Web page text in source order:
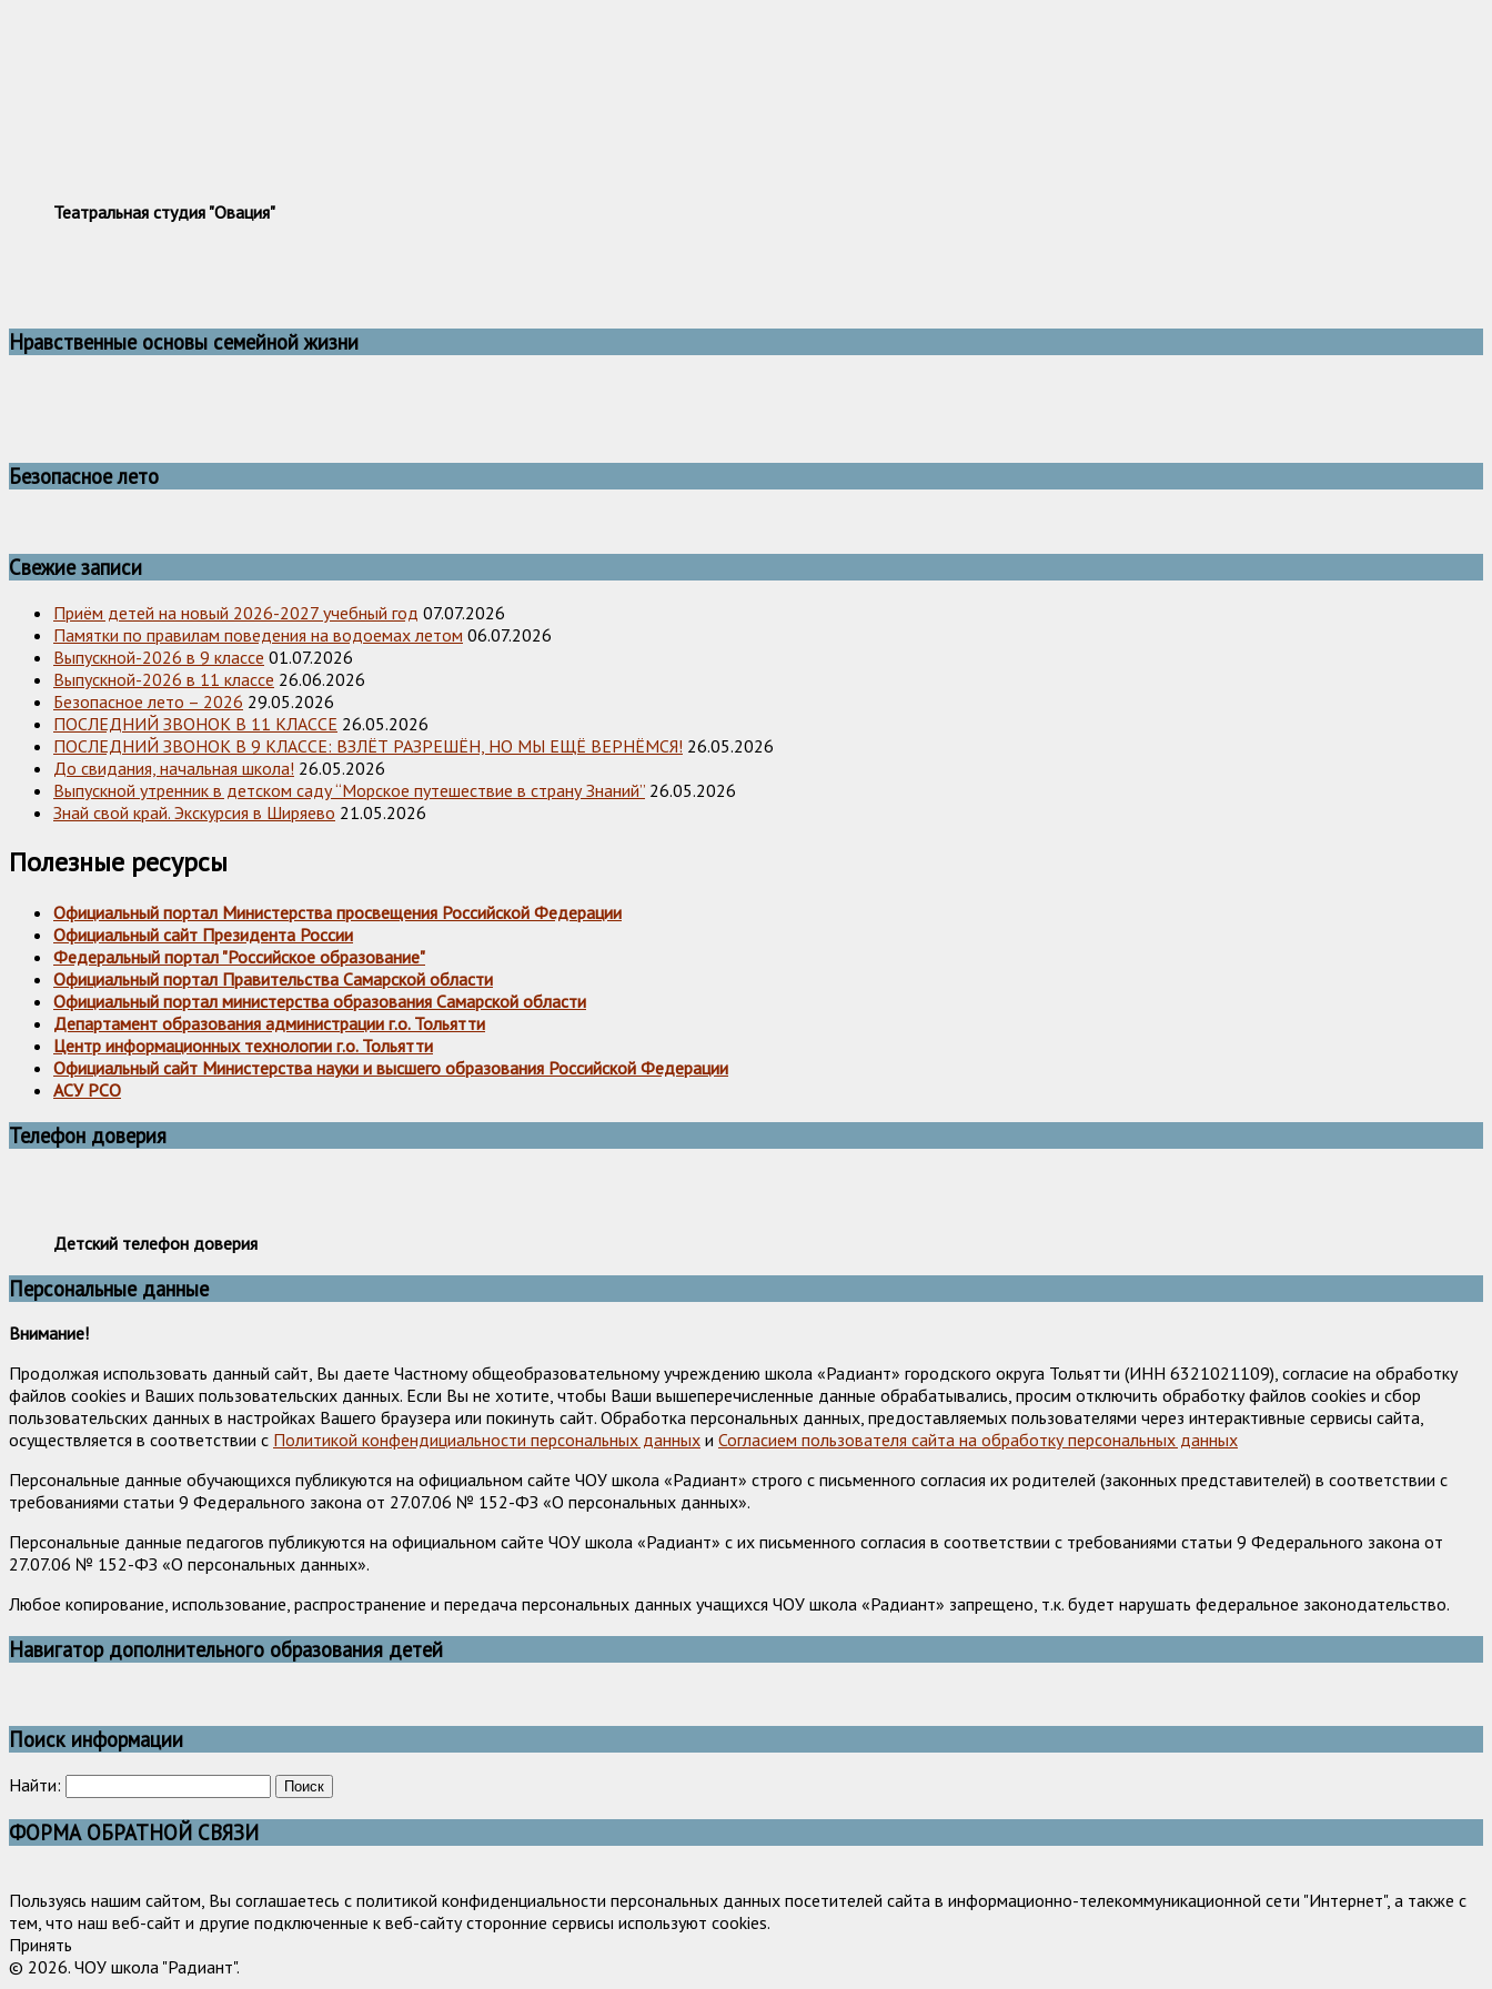
Театральная студия "Овация"
Нравственные основы семейной жизни
Безопасное лето
Свежие записи
Приём детей на новый 2026-2027 учебный год 07.07.2026
Памятки по правилам поведения на водоемах летом 06.07.2026
Выпускной-2026 в 9 классе 01.07.2026
Выпускной-2026 в 11 классе 26.06.2026
Безопасное лето – 2026 29.05.2026
ПОСЛЕДНИЙ ЗВОНОК В 11 КЛАССЕ 26.05.2026
ПОСЛЕДНИЙ ЗВОНОК В 9 КЛАССЕ: ВЗЛЁТ РАЗРЕШЁН, НО МЫ ЕЩЁ ВЕРНЁМСЯ! 26.05.2026
До свидания, начальная школа! 26.05.2026
Выпускной утренник в детском саду “Морское путешествие в страну Знаний” 26.05.2026
Знай свой край. Экскурсия в Ширяево 21.05.2026
Полезные ресурсы
Официальный портал Министерства просвещения Российской Федерации
Официальный сайт Президента России
Федеральный портал "Российское образование"
Официальный портал Правительства Самарской области
Официальный портал министерства образования Самарской области
Департамент образования администрации г.о. Тольятти
Центр информационных технологии г.о. Тольятти
Официальный сайт Министерства науки и высшего образования Российской Федерации
АСУ РСО
Телефон доверия
Детский телефон доверия
Персональные данные
Внимание!
Продолжая использовать данный сайт, Вы даете Частному общеобразовательному учреждению школа «Радиант» городского округа Тольятти (ИНН 6321021109), согласие на обработку
файлов cookies и Ваших пользовательских данных. Если Вы не хотите, чтобы Ваши вышеперечисленные данные обрабатывались, просим отключить обработку файлов cookies и сбор
пользовательских данных в настройках Вашего браузера или покинуть сайт. Обработка персональных данных, предоставляемых пользователями через интерактивные сервисы сайта,
осуществляется в соответствии с Политикой конфендициальности персональных данных и Согласием пользователя сайта на обработку персональных данных
Персональные данные обучающихся публикуются на официальном сайте ЧОУ школа «Радиант» строго с письменного согласия их родителей (законных представителей) в соответствии с
требованиями статьи 9 Федерального закона от 27.07.06 № 152-ФЗ «О персональных данных».
Персональные данные педагогов публикуются на официальном сайте ЧОУ школа «Радиант» с их письменного согласия в соответствии с требованиями статьи 9 Федерального закона от
27.07.06 № 152-ФЗ «О персональных данных».
Любое копирование, использование, распространение и передача персональных данных учащихся ЧОУ школа «Радиант» запрещено, т.к. будет нарушать федеральное законодательство.
Навигатор дополнительного образования детей
Поиск информации
Найти:
ФОРМА ОБРАТНОЙ СВЯЗИ
Пользуясь нашим сайтом, Вы соглашаетесь с политикой конфиденциальности персональных данных посетителей сайта в информационно-телекоммуникационной сети "Интернет", а также с
тем, что наш веб-сайт и другие подключенные к веб-сайту сторонние сервисы используют cookies.
Принять
© 2026. ЧОУ школа "Радиант".